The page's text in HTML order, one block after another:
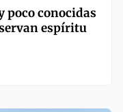
poco conocidas
espíritu